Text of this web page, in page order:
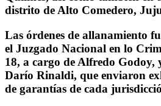
distrito de Alto Comedero,
Las órdenes de allanamiento
el Juzgado Nacional en lo
18, a cargo de Alfredo Godoy,
Darío Rinaldi, que enviaron
de garantías de cada